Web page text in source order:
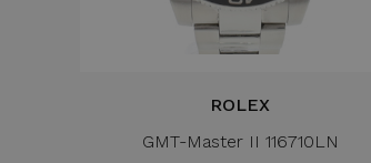
ROLEX
GMT-Master II 116710LN